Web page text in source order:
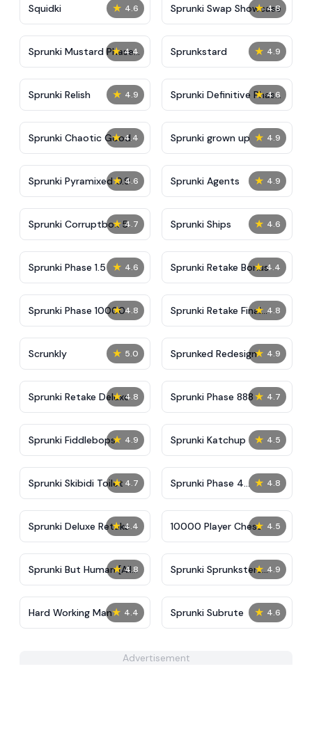
★ 4.6
Squidki ★ 4.8
Sprunki Swap Showcase
★ 4.4
Sprunki Mustard Phase
2
★ 4.9
Sprunkstard
★ 4.9
Sprunki Relish ★ 4.6
Sprunki Definitive Phase
7
★ 4.4
Sprunki Chaotic Good ★ 4.9
Sprunki grown up
★ 4.6
Sprunki Pyramixed 0.9 ★ 4.9
Sprunki Agents
★ 4.7
Sprunki Corruptbox 5 ★ 4.6
Sprunki Ships
★ 4.6
Sprunki Phase 1.5 ★ 4.4
Sprunki Retake Bonus
★ 4.8
Sprunki Phase 10000 ★ 4.8
Sprunki Retake Final
Update
★ 5.0
Scrunkly ★ 4.9
Sprunked Redesign
★ 4.8
Sprunki Retake Deluxe ★ 4.7
Sprunki Phase 888
★ 4.9
Sprunki Fiddlebops ★ 4.5
Sprunki Katchup
★ 4.7
Sprunki Skibidi Toilet ★ 4.8
Sprunki Phase 4
Definitive
★ 4.4
Sprunki Deluxe Retake ★ 4.5
10000 Player Chess
★ 4.8
Sprunki But Human [All
Characters]
★ 4.9
Sprunki Sprunksters
1996
★ 4.4
Hard Working Man ★ 4.6
Sprunki Subrute
Advertisement